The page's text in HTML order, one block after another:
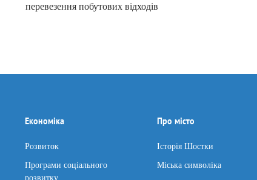
перевезення побутових відходів
Економіка
Розвиток
Програми соціального
розвитку
Про місто
Історія Шостки
Міська символіка